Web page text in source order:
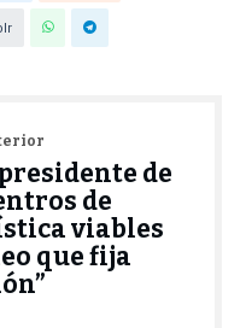
de
de
viables
que fija